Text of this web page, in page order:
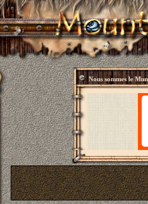
Nous sommes le